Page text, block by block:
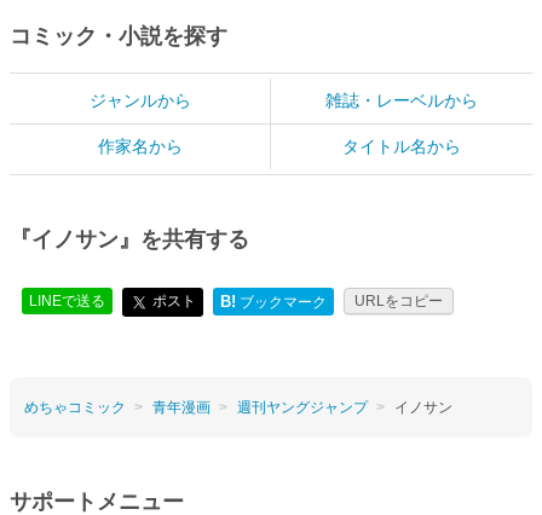
コミック・小説を探す
ジャンルから 雑誌・レーベルから
作家名から タイトル名から
『イノサン』を共有する
LINEで送る ポスト B! ブックマーク URLをコピー
めちゃコミック 青年漫画 週刊ヤングジャンプ イノサン
サポートメニュー